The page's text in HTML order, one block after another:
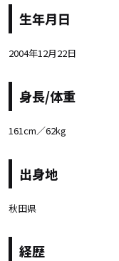
生年月日
2004年12月22日
身長/体重
161cm／62kg
出身地
秋田県
経歴